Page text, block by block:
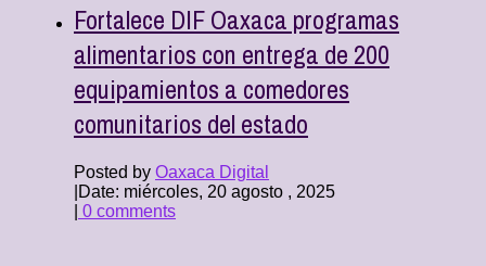
Fortalece DIF Oaxaca programas
alimentarios con entrega de 200
equipamientos a comedores
comunitarios del estado
Posted by Oaxaca Digital
Date: miércoles, 20 agosto , 2025
0 comments